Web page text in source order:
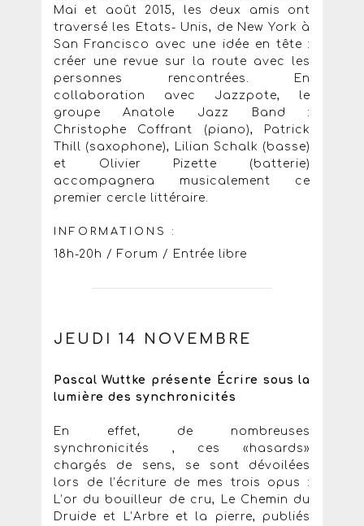
Mai et août 2015, les deux amis ont
traversé les Etats- Unis, de New York à
San Francisco avec une idée en tête :
créer une revue sur la route avec les
personnes rencontrées. En
collaboration avec Jazzpote, le
groupe Anatole Jazz Band :
Christophe Coffrant (piano), Patrick
Thill (saxophone), Lilian Schalk (basse)
et Olivier Pizette (batterie)
accompagnera musicalement ce
premier cercle littéraire.
INFORMATIONS :
18h-20h / Forum / Entrée libre
JEUDI 14 NOVEMBRE
Pascal Wuttke présente Écrire sous la
lumière des synchronicités
En effet, de nombreuses
synchronicités , ces «hasards»
chargés de sens, se sont dévoilées
lors de l’écriture de mes trois opus :
L’or du bouilleur de cru, Le Chemin du
Druide et L’Arbre et la pierre, publiés